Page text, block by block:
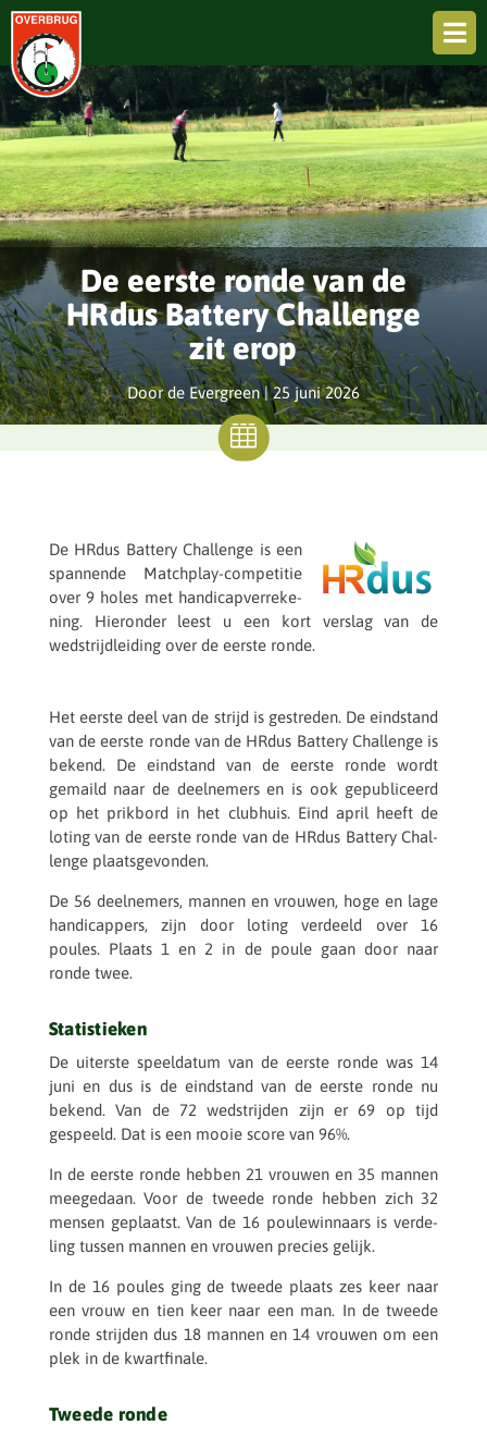

De eerste ronde van de
HRdus Battery Challenge
zit erop
Door de Evergreen |25 juni 2026

De HRdus Battery Chal­lenge is een
span­nende Match­play-compe­ti­tie
over 9 holes met handi­cap­ver­re­ke­
ning. Hier­on­der leest u een kort verslag van de
wedstrijd­lei­ding over de eerste ronde.
Het eerste deel van de strijd is gestre­den. De eind­stand
van de eerste ronde van de HRdus Battery Chal­lenge is
bekend. De eind­stand van de eerste ronde wordt
gemaild naar de deel­ne­mers en is ook gepu­bli­ceerd
op het prik­bord in het club­huis. Eind april heeft de
loting van de eerste ronde van de HRdus Battery Chal­
lenge plaatsgevonden.
De 56 deel­ne­mers, mannen en vrouwen, hoge en lage
handi­cap­pers, zijn door loting verdeeld over 16
poules. Plaats 1 en 2 in de poule gaan door naar
ronde twee.
Statistieken
De uiter­ste speel­da­tum van de eerste ronde was 14
juni en dus is de eind­stand van de eerste ronde nu
bekend. Van de 72 wedstrij­den zijn er 69 op tijd
gespeeld. Dat is een mooie score van 96%.
In de eerste ronde hebben 21 vrouwen en 35 mannen
meege­daan. Voor de tweede ronde hebben zich 32
mensen geplaatst. Van de 16 poule­win­naars is verde­
ling tussen mannen en vrouwen precies gelijk.
In de 16 poules ging de tweede plaats zes keer naar
een vrouw en tien keer naar een man. In de tweede
ronde strij­den dus 18 mannen en 14 vrouwen om een
plek in de kwartfinale.
Tweede ronde